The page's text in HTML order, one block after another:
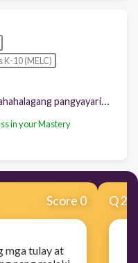
10 (MELC)
in your Mastery
Score 0
mga tulay at
Q2